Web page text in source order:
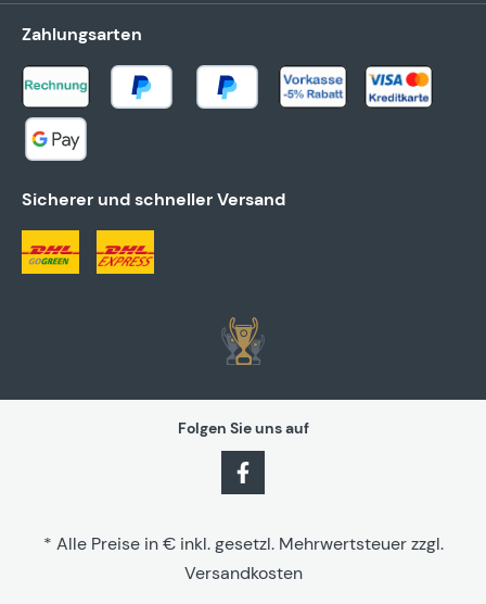
Zahlungsarten
Sicherer und schneller Versand
Folgen Sie uns auf
* Alle Preise in € inkl. gesetzl. Mehrwertsteuer zzgl.
Versandkosten